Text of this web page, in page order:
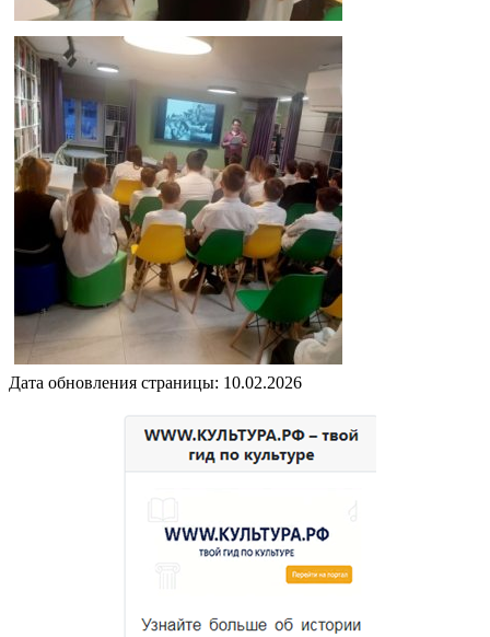
Дата обновления страницы: 10.02.2026